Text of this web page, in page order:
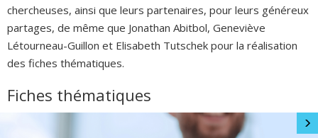
chercheuses, ainsi que leurs partenaires, pour leurs généreux
partages, de même que Jonathan Abitbol, Geneviève
Létourneau-Guillon et Elisabeth Tutschek pour la réalisation
des fiches thématiques.
Fiches thématiques